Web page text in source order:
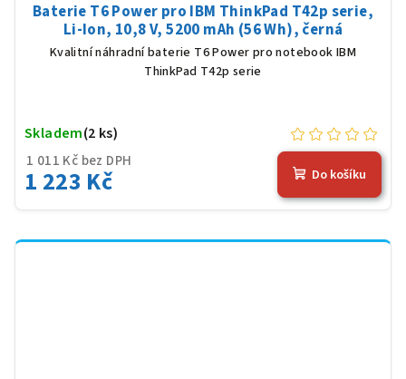
Baterie T6 Power pro IBM ThinkPad T42p serie,
Li-Ion, 10,8 V, 5200 mAh (56 Wh), černá
Kvalitní náhradní baterie T6 Power pro notebook IBM
ThinkPad T42p serie
1 011 Kč bez DPH
1 223 Kč
Skladem(2 ks)
Do košíku